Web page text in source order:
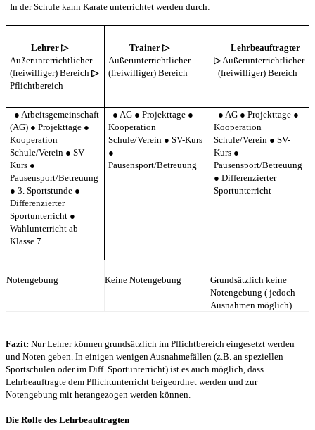
In der Schule kann Karate unterrichtet werden durch:
Lehrer ▷
Außerunterrichtlicher
(freiwilliger) Bereich ▷
Pflichtbereich
Trainer ▷
Außerunterrichtlicher
(freiwilliger) Bereich
Lehrbeauftragter
▷Außerunterrichtlicher
(freiwilliger) Bereich
● Arbeitsgemeinschaft
(AG) ● Projekttage ●
Kooperation
Schule/Verein ● SV-
Kurs ●
Pausensport/Betreuung
● 3. Sportstunde ●
Differenzierter
Sportunterricht ●
Wahlunterricht ab
Klasse 7
● AG ● Projekttage ●
Kooperation
Schule/Verein ● SV-Kurs
●
Pausensport/Betreuung
● AG ● Projekttage ●
Kooperation
Schule/Verein ● SV-
Kurs ●
Pausensport/Betreuung
● Differenzierter
Sportunterricht
Notengebung Keine Notengebung
Grundsätzlich keine
Notengebung ( jedoch
Ausnahmen möglich)
Fazit: Nur Lehrer können grundsätzlich im Pflichtbereich eingesetzt werden
und Noten geben. In einigen wenigen Ausnahmefällen (z.B. an speziellen
Sportschulen oder im Diff. Sportunterricht) ist es auch möglich, dass
Lehrbeauftragte dem Pflichtunterricht beigeordnet werden und zur
Notengebung mit herangezogen werden können.
Die Rolle des Lehrbeauftragten